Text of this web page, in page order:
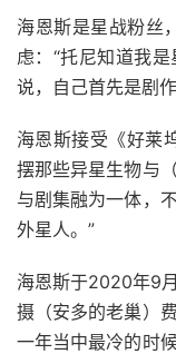
海恩斯是星战粉丝
虑：“托尼知道我
说，自己首先是剧
海恩斯接受《好莱
摆那些异星生物与
与剧集融为一体，
外星人。”
海恩斯于2020年9
摄（安多的老巢）
一年当中最冷的时